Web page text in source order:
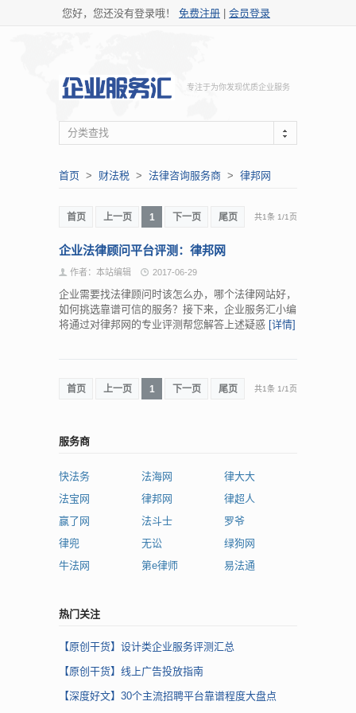
您好，您还没有登录哦！ 免费注册 会员登录
专注于为你发现优质企业服务
分类查找
首页 > 财法税 > 法律咨询服务商 > 律邦网
首页 上一页 1 下一页 尾页 共1条 1/1页
企业法律顾问平台评测：律邦网
作者：本站编辑 2017-06-29
企业需要找法律顾问时该怎么办，哪个法律网站好，
如何挑选靠谱可信的服务？接下来，企业服务汇小编
将通过对律邦网的专业评测帮您解答上述疑惑 [详情]
首页 上一页 1 下一页 尾页 共1条 1/1页
服务商
快法务 法海网
律大大
法宝网
律邦网
律超人
赢了网
法斗士
罗爷
律兜
无讼
绿狗网
牛法网
第e律师 易法通
热门关注
【原创干货】设计类企业服务评测汇总
【原创干货】线上广告投放指南
【深度好文】30个主流招聘平台靠谱程度大盘点